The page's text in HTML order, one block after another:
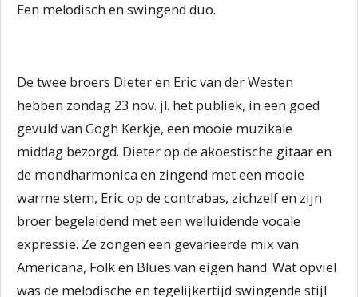
Een melodisch en swingend duo.
De twee broers Dieter en Eric van der Westen
hebben zondag 23 nov. jl. het publiek, in een goed
gevuld van Gogh Kerkje, een mooie muzikale
middag bezorgd. Dieter op de akoestische gitaar en
de mondharmonica en zingend met een mooie
warme stem, Eric op de contrabas, zichzelf en zijn
broer begeleidend met een welluidende vocale
expressie. Ze zongen een gevarieerde mix van
Americana, Folk en Blues van eigen hand. Wat opviel
was de melodische en tegelijkertijd swingende stijl